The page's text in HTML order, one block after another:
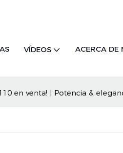
VÍDEOS ACERCA DE
en venta! | Potencia &